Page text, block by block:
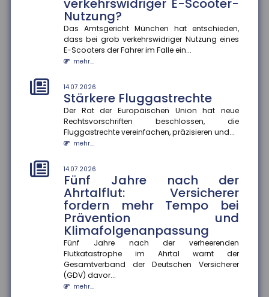
verkehrswidriger E-Scooter-
Nutzung?
Das Amtsgericht München hat entschieden,
dass bei grob verkehrswidriger Nutzung eines
E-Scooters der Fahrer im Falle ein...
mehr...
14.07.2026
Stärkere Fluggastrechte
Der Rat der Europäischen Union hat neue
Rechtsvorschriften beschlossen, die
Fluggastrechte vereinfachen, präzisieren und...
mehr...
14.07.2026
Fünf Jahre nach der
Ahrtalflut: Versicherer
fordern mehr Tempo bei
Prävention und
Klimafolgenanpassung
Fünf Jahre nach der verheerenden
Flutkatastrophe im Ahrtal warnt der
Gesamtverband der Deutschen Versicherer
(GDV) davor...
mehr...
arbeitet die Universität Siegen an einem digitalen
Werkzeug, das Städte un...
mehr...
14.07.2026
Soziale Medien in den Ferien
abzuschalten und neue Energie zu tanken. Doch statt
im Badesee zu entsp...
mehr...
10.07.2026
Hohe Unfallzahlen mit Leih-
Scootern
Eine Analyse des Gesamtverbandes der
Versicherungswirtschaft (GDV) zeigt, dass E-Scooter
aus Leih-Flotten wesentlich öft...
mehr...
10.07.2026
Großes Verletzungsrisiko für
Fußballer
Fußball ist in Deutschland die Sportart mit dem
größten Verletzungsrisiko. Laut Statistik des
Gesamtverbandes der Deut...